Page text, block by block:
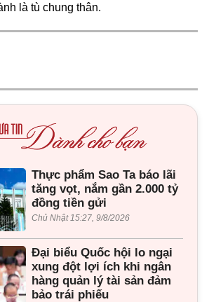
là tù chung thân.
Thực phẩm Sao Ta báo lãi
tăng vọt, nắm gần 2.000 tỷ
đồng tiền gửi
Chủ Nhật 15:27, 9/8/2026
Đại biểu Quốc hội lo ngại
xung đột lợi ích khi ngân
hàng quản lý tài sản đảm
bảo trái phiếu